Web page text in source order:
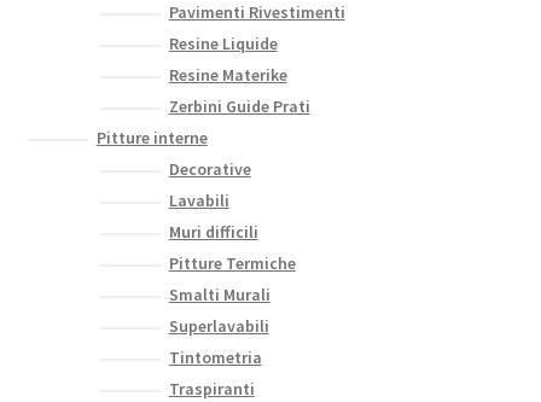
Pavimenti Rivestimenti
Resine Liquide
Resine Materike
Zerbini Guide Prati
Pitture interne
Decorative
Lavabili
Muri difficili
Pitture Termiche
Smalti Murali
Superlavabili
Tintometria
Traspiranti